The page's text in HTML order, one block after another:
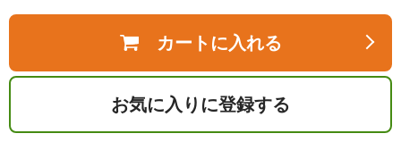
カートに入れる
お気に入りに登録する